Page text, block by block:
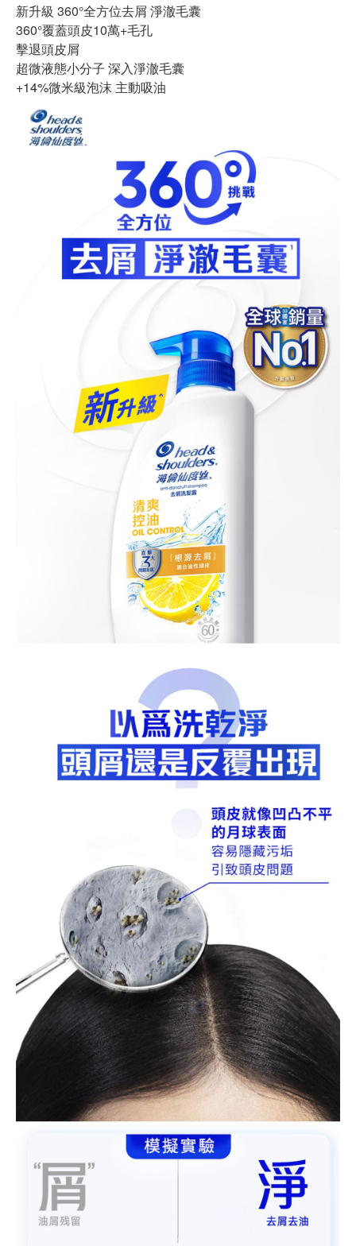
新升級 360°全方位去屑 淨澈毛囊
360°覆蓋頭皮10萬+毛孔
擊退頭皮屑
超微液態小分子 深入淨澈毛囊
+14%微米級泡沫 主動吸油